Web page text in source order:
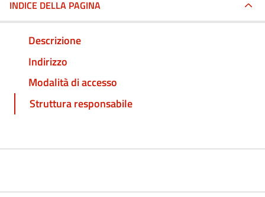
INDICE DELLA PAGINA
Descrizione
Indirizzo
Modalità di accesso
Struttura responsabile